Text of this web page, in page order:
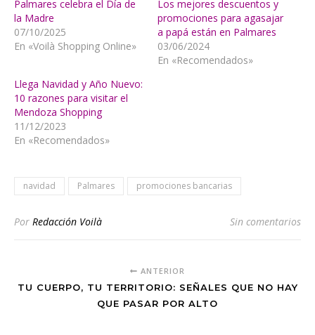
Palmares celebra el Día de
la Madre
07/10/2025
En «Voilà Shopping Online»
Los mejores descuentos y
promociones para agasajar
a papá están en Palmares
03/06/2024
En «Recomendados»
Llega Navidad y Año Nuevo:
10 razones para visitar el
Mendoza Shopping
11/12/2023
En «Recomendados»
navidad Palmares promociones bancarias
Por Redacción Voilà Sin comentarios
ANTERIOR
TU CUERPO, TU TERRITORIO: SEÑALES QUE NO HAY
QUE PASAR POR ALTO